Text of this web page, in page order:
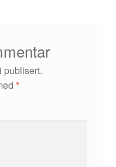
publisert.
*